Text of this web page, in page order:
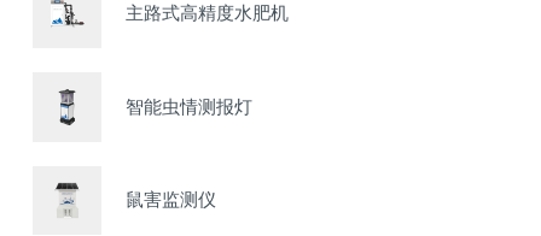
主路式高精度水肥机
智能虫情测报灯
鼠害监测仪